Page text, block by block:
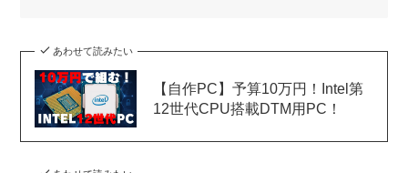
あわせて読みたい
【自作PC】予算10万円！Intel第
12世代CPU搭載DTM用PC！